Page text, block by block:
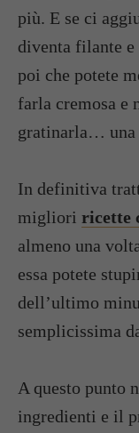
più. E se ci
diventa filante e
poi che potete
farla cremosa e
gratinarla… una
In definitiva
migliori ricette
almeno una
essa potete
dell’ultimo
semplicissima
A questo punto
ingredienti e il